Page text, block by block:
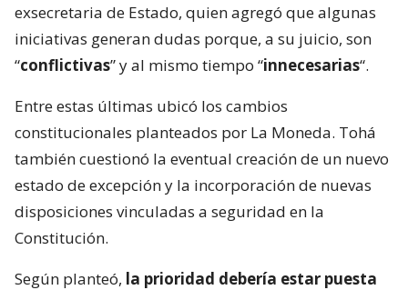
exsecretaria de Estado, quien agregó que algunas
iniciativas generan dudas porque, a su juicio, son
“conflictivas” y al mismo tiempo “innecesarias“.
Entre estas últimas ubicó los cambios
constitucionales planteados por La Moneda. Tohá
también cuestionó la eventual creación de un nuevo
estado de excepción y la incorporación de nuevas
disposiciones vinculadas a seguridad en la
Constitución.
Según planteó, la prioridad debería estar puesta